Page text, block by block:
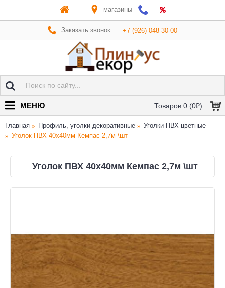
магазины
Заказать звонок +7 (926) 048-30-00
Товаров 0 (0₽)
МЕНЮ
Главная Профиль, уголки декоративные
Уголки ПВХ цветные
Уголок ПВХ 40х40мм Кемпас 2,7м \шт
Уголок ПВХ 40х40мм Кемпас 2,7м \шт